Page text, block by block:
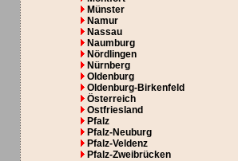
Münster
Namur
Nassau
Naumburg
Nördlingen
Nürnberg
Oldenburg
Oldenburg-Birkenfeld
Österreich
Ostfriesland
Pfalz
Pfalz-Neuburg
Pfalz-Veldenz
Pfalz-Zweibrücken